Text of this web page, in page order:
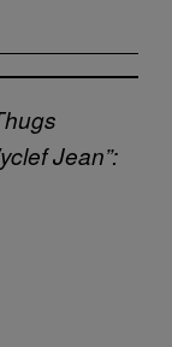
Jean”: